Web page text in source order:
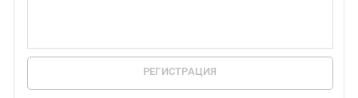
РЕГИСТРАЦИЯ